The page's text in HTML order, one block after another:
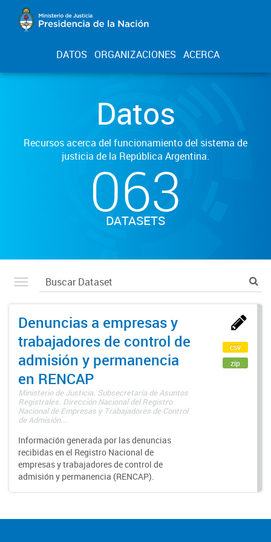
DATOS ORGANIZACIONES ACERCA
Datos
Recursos acerca del funcionamiento del sistema de
justicia de la República Argentina.
063
DATASETS
Denuncias a empresas y
trabajadores de control de
admisión y permanencia
en RENCAP
Ministerio de Justicia. Subsecretaría de Asuntos
Registrales. Dirección Nacional del Registro
Nacional de Empresas y Trabajadores de Control
de Admisión...
Información generada por las denuncias
recibidas en el Registro Nacional de
empresas y trabajadores de control de
admisión y permanencia (RENCAP).
csv
zip